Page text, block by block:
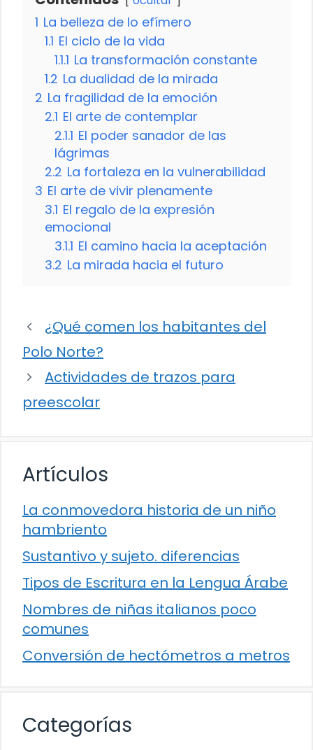
1 La belleza de lo efímero
1.1 El ciclo de la vida
1.1.1 La transformación constante
1.2 La dualidad de la mirada
2 La fragilidad de la emoción
2.1 El arte de contemplar
2.1.1 El poder sanador de las
lágrimas
2.2 La fortaleza en la vulnerabilidad
3 El arte de vivir plenamente
3.1 El regalo de la expresión
emocional
3.1.1 El camino hacia la aceptación
3.2 La mirada hacia el futuro
¿Qué comen los habitantes del
Polo Norte?
Actividades de trazos para
preescolar
Artículos
La conmovedora historia de un niño
hambriento
Sustantivo y sujeto. diferencias
Tipos de Escritura en la Lengua Árabe
Nombres de niñas italianos poco
comunes
Conversión de hectómetros a metros
Categorías